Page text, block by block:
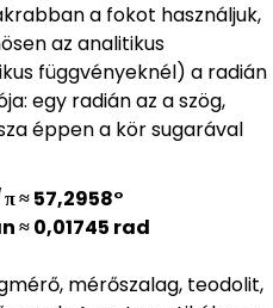
a fokot használjuk,
az analitikus
függvényeknél) a radián
egy radián az a szög,
éppen a kör sugarával
≈ 57,2958°
≈ 0,01745 rad
mérőszalag, teodolit,